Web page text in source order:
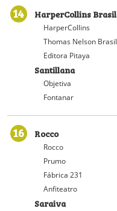
14 HarperCollins Brasil
HarperCollins
Thomas Nelson Brasil
Editora Pitaya
Santillana
Objetiva
Fontanar
16 Rocco
Rocco
Prumo
Fábrica 231
Anfiteatro
Saraiva